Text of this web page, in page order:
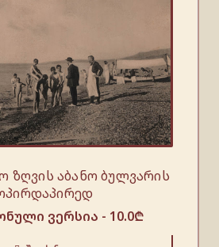
ზღვის აბანო ბულვარის
ვერსია - 10.0₾